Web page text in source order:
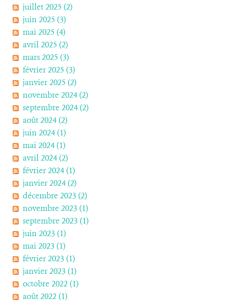
juillet 2025 (2)
juin 2025 (3)
mai 2025 (4)
avril 2025 (2)
mars 2025 (3)
février 2025 (3)
janvier 2025 (2)
novembre 2024 (2)
septembre 2024 (2)
août 2024 (2)
juin 2024 (1)
mai 2024 (1)
avril 2024 (2)
février 2024 (1)
janvier 2024 (2)
décembre 2023 (2)
novembre 2023 (1)
septembre 2023 (1)
juin 2023 (1)
mai 2023 (1)
février 2023 (1)
janvier 2023 (1)
octobre 2022 (1)
août 2022 (1)